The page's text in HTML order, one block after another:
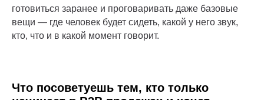
готовиться заранее и проговаривать даже базовые
вещи — где человек будет сидеть, какой у него звук,
кто, что и в какой момент говорит.
Что посоветуешь тем, кто только